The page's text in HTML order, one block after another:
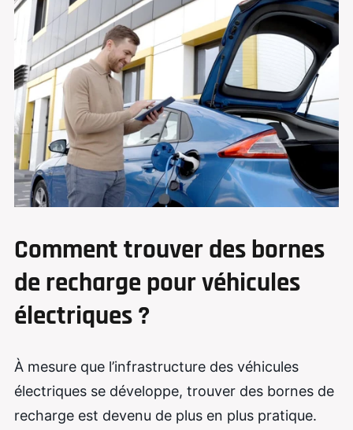
Comment trouver des bornes
de recharge pour véhicules
électriques ?
À mesure que l’infrastructure des véhicules
électriques se développe, trouver des bornes de
recharge est devenu de plus en plus pratique.